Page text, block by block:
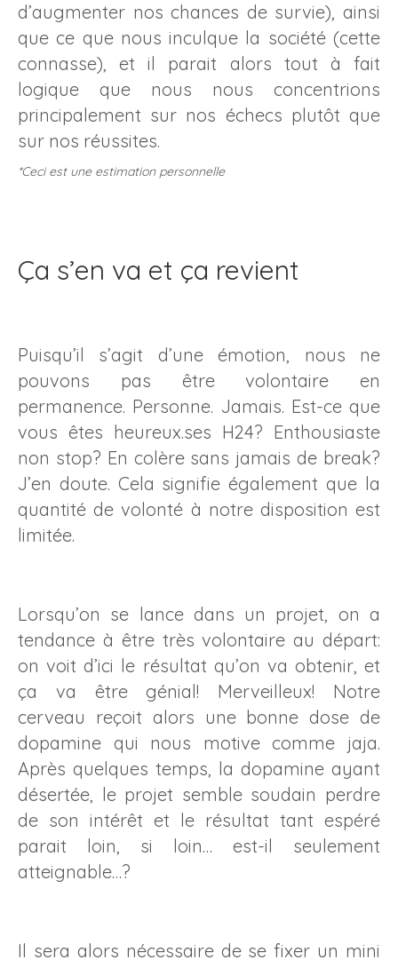
d’augmenter nos chances de survie), ainsi
que ce que nous inculque la société (cette
connasse), et il parait alors tout à fait
logique que nous nous concentrions
principalement sur nos échecs plutôt que
sur nos réussites.
*Ceci est une estimation personnelle
Ça s’en va et ça revient
Puisqu’il s’agit d’une émotion, nous ne
pouvons pas être volontaire en
permanence. Personne. Jamais. Est-ce que
vous êtes heureux.ses H24? Enthousiaste
non stop? En colère sans jamais de break?
J’en doute. Cela signifie également que la
quantité de volonté à notre disposition est
limitée.
Lorsqu’on se lance dans un projet, on a
tendance à être très volontaire au départ:
on voit d’ici le résultat qu’on va obtenir, et
ça va être génial! Merveilleux! Notre
cerveau reçoit alors une bonne dose de
dopamine qui nous motive comme jaja.
Après quelques temps, la dopamine ayant
désertée, le projet semble soudain perdre
de son intérêt et le résultat tant espéré
parait loin, si loin… est-il seulement
atteignable…?
Il sera alors nécessaire de se fixer un mini